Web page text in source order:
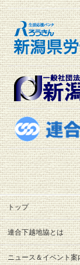
トップ
連合下越地協とは
ニュース＆イベント案